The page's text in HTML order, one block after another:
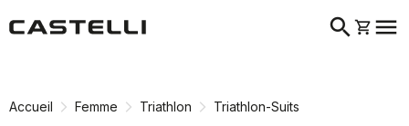
directement
navigation
search shopping_cart menu
Accueil Femme Triathlon Triathlon-Suits